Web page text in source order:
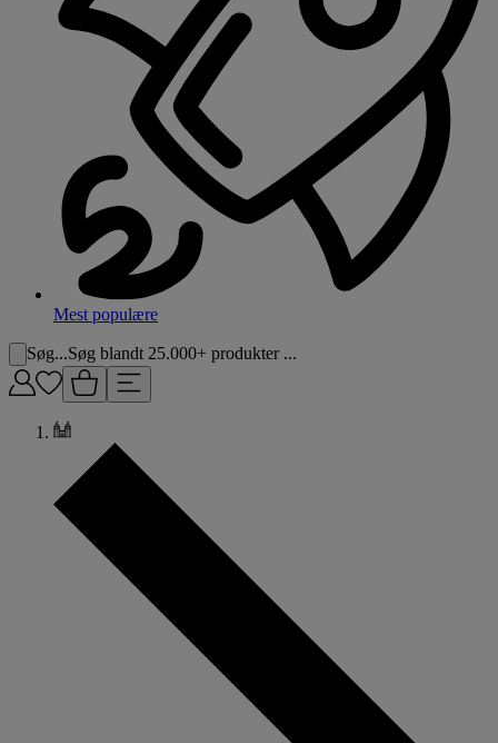
Mest populære
Søg...Søg blandt 25.000+ produkter ...